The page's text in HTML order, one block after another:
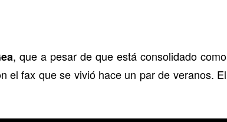
, que a pesar de que está consolidado como
el fax que se vivió hace un par de veranos. El